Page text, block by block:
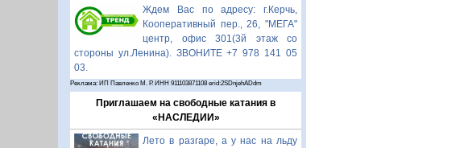
Ждем Вас по адресу: г.Керчь,
Кооперативный пер., 26, "МЕГА"
центр, офис 301(3й этаж со
стороны ул.Ленина). ЗВОНИТЕ +7 978 141 05
03.
Реклама: ИП Павленко М. Р. ИНН 911103871108 erid:2SDnjehADdm
Приглашаем на свободные катания в
«НАСЛЕДИИ»
Лето в разгаре, а у нас на льду